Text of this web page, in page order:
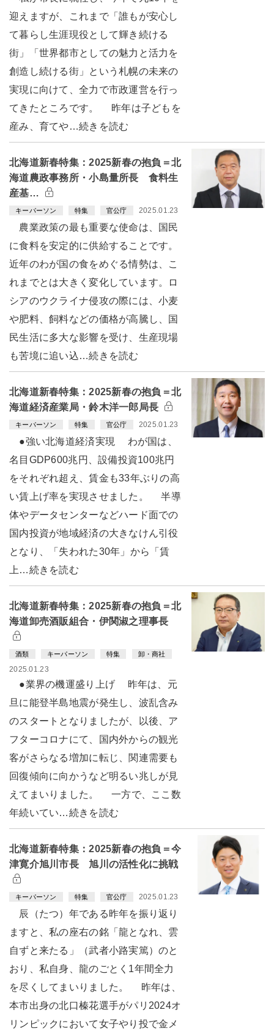
迎えますが、これまで「誰もが安心し
て暮らし生涯現役として輝き続ける
街」「世界都市としての魅力と活力を
創造し続ける街」という札幌の未来の
実現に向けて、全力で市政運営を行っ
てきたところです。 昨年は子どもを
産み、育てや…続きを読む
北海道新春特集：2025新春の抱負＝北
海道農政事務所・小島量所長 食料生
産基…
キーパーソン 特集 官公庁 2025.01.23
農業政策の最も重要な使命は、国民
に食料を安定的に供給することです。
近年のわが国の食をめぐる情勢は、こ
れまでとは大きく変化しています。ロ
シアのウクライナ侵攻の際には、小麦
や肥料、飼料などの価格が高騰し、国
民生活に多大な影響を受け、生産現場
も苦境に追い込…続きを読む
北海道新春特集：2025新春の抱負＝北
海道経済産業局・鈴木洋一郎局長
キーパーソン 特集 官公庁 2025.01.23
●強い北海道経済実現 わが国は、
名目GDP600兆円、設備投資100兆円
をそれぞれ超え、賃金も33年ぶりの高
い賃上げ率を実現させました。 半導
体やデータセンターなどハード面での
国内投資が地域経済の大きなけん引役
となり、「失われた30年」から「賃
上…続きを読む
北海道新春特集：2025新春の抱負＝北
海道卸売酒販組合・伊関淑之理事長
酒類 キーパーソン 特集 卸・商社
2025.01.23
●業界の機運盛り上げ 昨年は、元
旦に能登半島地震が発生し、波乱含み
のスタートとなりましたが、以後、ア
フターコロナにて、国内外からの観光
客がさらなる増加に転じ、関連需要も
回復傾向に向かうなど明るい兆しが見
えてまいりました。 一方で、ここ数
年続いてい…続きを読む
北海道新春特集：2025新春の抱負＝今
津寛介旭川市長 旭川の活性化に挑戦
キーパーソン 特集 官公庁 2025.01.23
辰（たつ）年である昨年を振り返り
ますと、私の座右の銘「龍となれ、雲
自ずと来たる」（武者小路実篤）のと
おり、私自身、龍のごとく1年間全力
を尽くしてまいりました。 昨年は、
本市出身の北口榛花選手がパリ2024オ
リンピックにおいて女子やり投で金メ